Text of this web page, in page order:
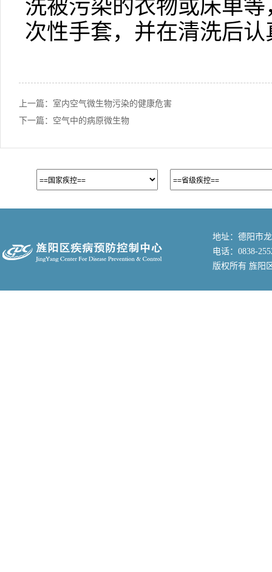
洗被污染的衣物或床单
次性手套，并在清洗后认
上一篇： 室内空气微生物污染的健康危害
下一篇： 空气中的病原微生物
地址：德阳市
电话：0838-
版权所有 旌阳